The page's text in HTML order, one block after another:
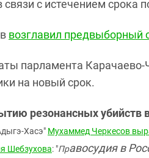
с истечением срока
возглавил предвыборный
парламента Карачаево-
на новый срок.
резонансных убийств
Хасэ" Мухаммед Черкесов
Шебзухова: "Правосудия в